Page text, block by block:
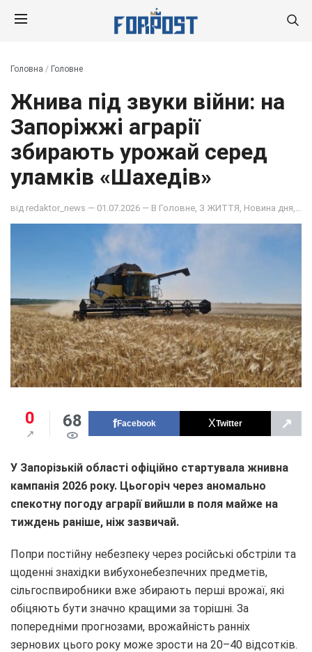
Головна / Головне
Жнива під звуки війни: на
Запоріжжі аграрії
збирають урожай серед
уламків «Шахедів»
від redaktor_news — 01.07.2026 — В Головне З ЖИТТЯ Новина дня
0 68 Facebook Twitter ↗
У Запорізькій області офіційно стартувала жнивна
кампанія 2026 року. Цьогоріч через аномально
спекотну погоду аграрії вийшли в поля майже на
тиждень раніше, ніж зазвичай.
Попри постійну небезпеку через російські обстріли та
щоденні знахідки вибухонебезпечних предметів,
сільгоспвиробники вже збирають перші врожаї, які
обіцяють бути значно кращими за торішні. За
попередніми прогнозами, врожайність ранніх
зернових цього року може зрости на 20–40 відсотків.